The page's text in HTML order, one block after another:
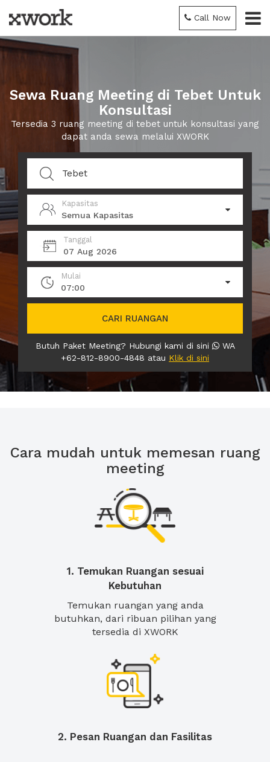
Call Now
Sewa Ruang Meeting di Tebet Untuk
Konsultasi
Tersedia 3 ruang meeting di tebet untuk konsultasi yang
dapat anda sewa melalui XWORK
Kapasitas
Semua Kapasitas
Tanggal
07 Aug 2026
Mulai
07:00
CARI RUANGAN
Butuh Paket Meeting? Hubungi kami di sini
WA
+62-812-8900-4848 atau Klik di sini
Cara mudah untuk memesan ruang
meeting
1. Temukan Ruangan sesuai
Kebutuhan
Temukan ruangan yang anda
butuhkan, dari ribuan pilihan yang
tersedia di XWORK
2. Pesan Ruangan dan Fasilitas